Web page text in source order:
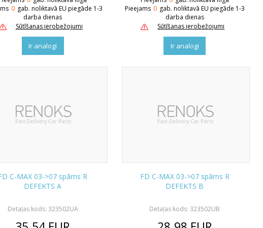
0 gab. noliktavā EU piegāde 1-3
darba dienas
Sūtīšanas ierobežojumi
Ir analogi
Pieejams 0 gab. noliktavā EU piegāde 1-3
darba dienas
Sūtīšanas ierobežojumi
Ir analogi
C-MAX 03->07 spārns R
DEFEKTS A
Detaļas kods: 323502UA
FD C-MAX 03->07 spārns R
DEFEKTS B
Detaļas kods: 323502UB